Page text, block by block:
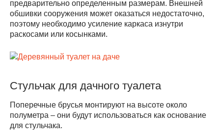
предварительно определенным размерам. Внешней
обшивки сооружения может оказаться недостаточно,
поэтому необходимо усиление каркаса изнутри
раскосами или косынками.
Стульчак для дачного туалета
Поперечные брусья монтируют на высоте около
полуметра – они будут использоваться как основание
для стульчака.